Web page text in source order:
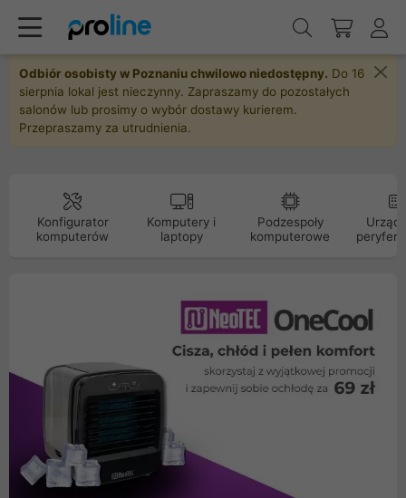
Odbiór osobisty w Poznaniu chwilowo niedostępny. Do 16
sierpnia lokal jest nieczynny. Zapraszamy do pozostałych
salonów lub prosimy o wybór dostawy kurierem.
Przepraszamy za utrudnienia.
Konfigurator
komputerów
Komputery i
laptopy
Podzespoły
komputerowe